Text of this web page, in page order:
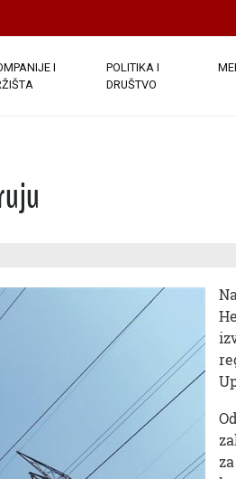
I
POLITIKA I
DRUŠTVO